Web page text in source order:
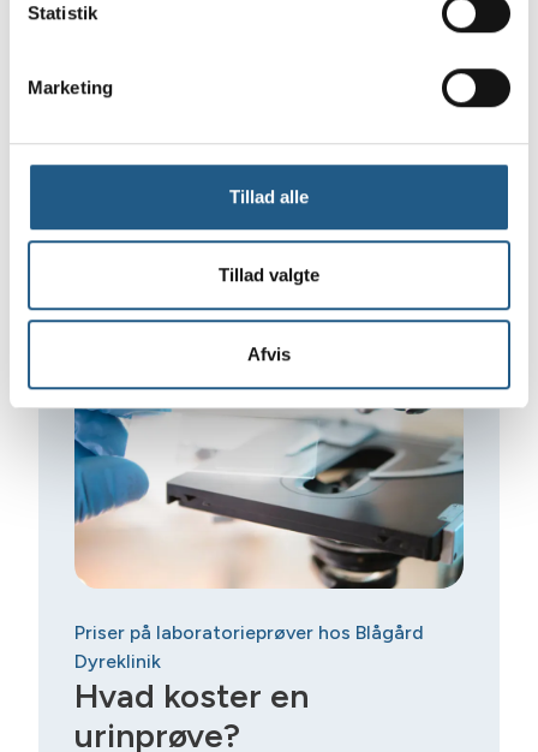
Statistik
Marketing
Tillad alle
Tillad valgte
Afvis
os på
Kontakt os
Priser på laboratorieprøver hos Blågård
Dyreklinik
Hvad koster en
urinprøve?